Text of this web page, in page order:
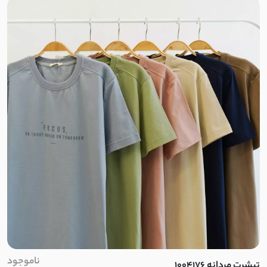
مازراتی کجراه
کرپ بزیاق
کرپ جولیا
تنسل
کتان سیلک
لایوسل شیشه ای
سیلک لایوسل
پری شیشه ای
ناموجود